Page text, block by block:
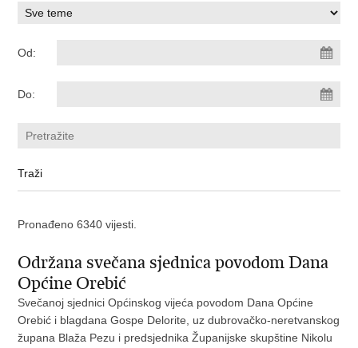
Od:
Do:
Pronađeno 6340 vijesti.
Održana svečana sjednica povodom Dana
Općine Orebić
Svečanoj sjednici Općinskog vijeća povodom Dana Općine
Orebić i blagdana Gospe Delorite, uz dubrovačko-neretvanskog
župana Blaža Pezu i predsjednika Županijske skupštine Nikolu